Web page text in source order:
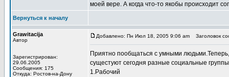
моей вере. А когда что-то якобы происходит
Вернуться к началу
Grawitacija
Автор
Зарегистрирован:
29.06.2005
Сообщения: 175
Откуда: Ростов-на-Дону
Добавлено: Пн Июл 18, 2005 9:06 am Заголовок
Приятно пообщаться с умными
сущестуют сегодня разные социальные
1.Рабочий